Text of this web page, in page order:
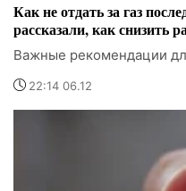
Как не отдать за газ
рассказали, как снизить
Важные рекомендации
22:14 06.12